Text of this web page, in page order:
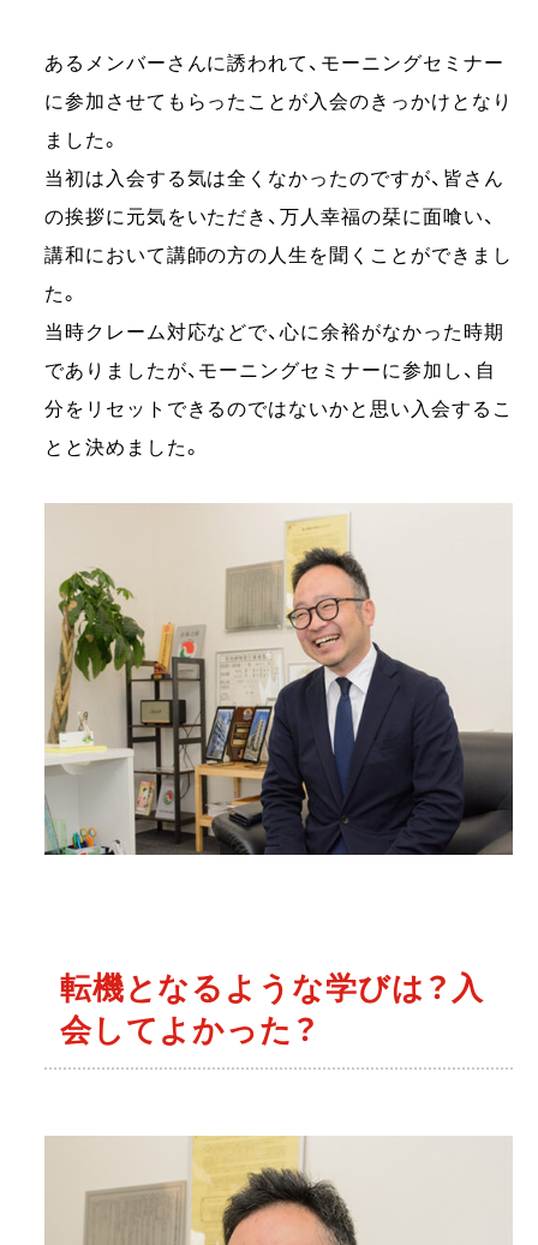
あるメンバーさんに誘われて、モーニングセミナー
に参加させてもらったことが入会のきっかけとなり
ました。
当初は入会する気は全くなかったのですが、皆さん
の挨拶に元気をいただき、万人幸福の栞に面喰い、
講和において講師の方の人生を聞くことができまし
た。
当時クレーム対応などで、心に余裕がなかった時期
でありましたが、モーニングセミナーに参加し、自
分をリセットできるのではないかと思い入会するこ
とと決めました。
転機となるような学びは？入
会してよかった？